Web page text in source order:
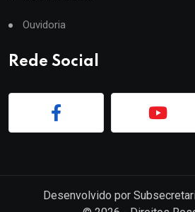
Ouvidoria
Rede Social
Desenvolvido por